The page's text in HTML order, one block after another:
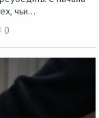
чьи...
0